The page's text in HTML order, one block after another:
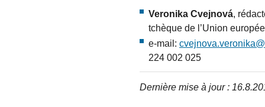
Veronika Cvejnová,
tchèque de l’Union
e-mail:
224 002 025
Dernière mise à jour :